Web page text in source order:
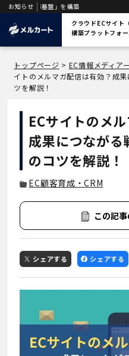
お知らせ
基盤」を構築
クラウドECサイト
構築プラットフォ
トップページ > EC情報メディア
イトのメルマガ配信は有効？成
ツを解説！
ECサイトのメ
成果につながる
のコツを解説！
EC顧客育成・CRM
この記
シェアする シェアする